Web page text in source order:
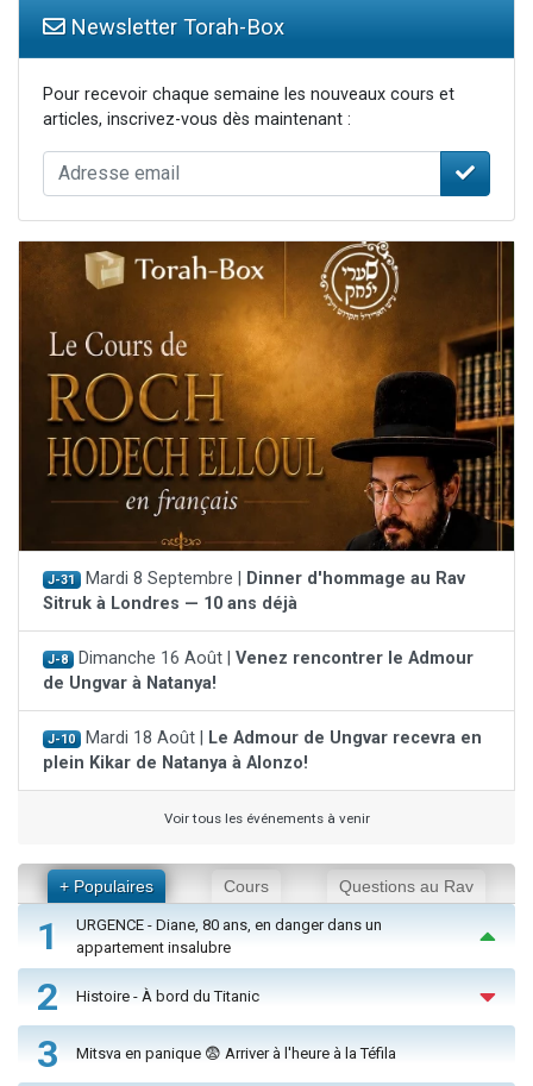
Newsletter Torah-Box
Pour recevoir chaque semaine les nouveaux cours et
articles, inscrivez-vous dès maintenant :
J-31 Mardi 8 Septembre |
Dinner d'hommage au Rav
Sitruk à Londres — 10 ans déjà
J-8 Dimanche 16 Août | Venez rencontrer le Admour
de Ungvar à Natanya!
J-10 Mardi 18 Août |
Le Admour de Ungvar recevra en
plein Kikar de Natanya à Alonzo!
Voir tous les événements à venir
+ Populaires Cours Questions au Rav
1
URGENCE - Diane, 80 ans, en danger dans un
appartement insalubre
2 Histoire - À bord du Titanic
3 Mitsva en panique 😨 Arriver à l'heure à la Téfila